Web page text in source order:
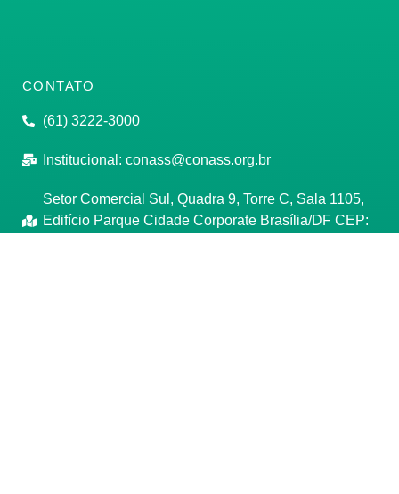
CONTATO
(61) 3222-3000
Institucional: conass@conass.org.br
Setor Comercial Sul, Quadra 9, Torre C, Sala 1105,
Edifício Parque Cidade Corporate Brasília/DF CEP: